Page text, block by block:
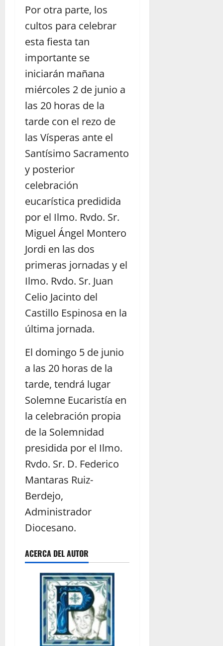
Por otra parte, los
cultos para celebrar
esta fiesta tan
importante se
iniciarán mañana
miércoles 2 de junio a
las 20 horas de la
tarde con el rezo de
las Vísperas ante el
Santísimo Sacramento
y posterior
celebración
eucarística predidida
por el Ilmo. Rvdo. Sr.
Miguel Ángel Montero
Jordi en las dos
primeras jornadas y el
Ilmo. Rvdo. Sr. Juan
Celio Jacinto del
Castillo Espinosa en la
última jornada.
El domingo 5 de junio
a las 20 horas de la
tarde, tendrá lugar
Solemne Eucaristía en
la celebración propia
de la Solemnidad
presidida por el Ilmo.
Rvdo. Sr. D. Federico
Mantaras Ruiz-
Berdejo,
Administrador
Diocesano.
ACERCA DEL AUTOR